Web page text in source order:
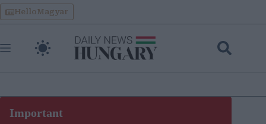
Skip
to
content
HelloMagyar